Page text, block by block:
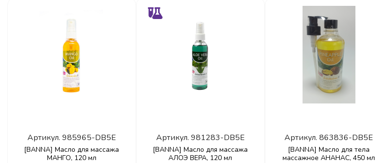
Артикул. 985965-DB5E
[BANNA] Масло для массажа
МАНГО, 120 мл
Артикул. 981283-DB5E
[BANNA] Масло для массажа
АЛОЭ ВЕРА, 120 мл
Артикул.863836-DB5E
[BANNA] Масло для тела
массажное АНАНАС, 450 мл